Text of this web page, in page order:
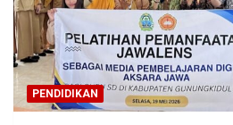
PENDIDIKAN